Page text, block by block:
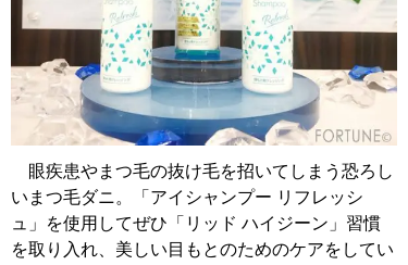
眼疾患やまつ毛の抜け毛を招いてしまう恐ろし
いまつ毛ダニ。「アイシャンプー リフレッシ
ュ」を使用してぜひ「リッド ハイジーン」習慣
を取り入れ、美しい目もとのためのケアをしてい